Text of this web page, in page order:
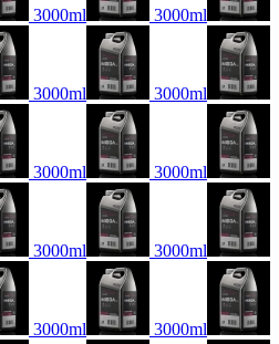
3000ml 3000ml
3000ml 3000ml
3000ml 3000ml
3000ml 3000ml
3000ml 3000ml